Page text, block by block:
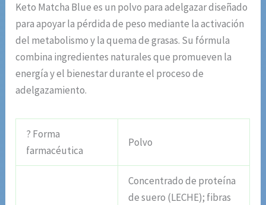
Keto Matcha Blue es un polvo para adelgazar diseñado
para apoyar la pérdida de peso mediante la activación
del metabolismo y la quema de grasas. Su fórmula
combina ingredientes naturales que promueven la
energía y el bienestar durante el proceso de
adelgazamiento.
? Forma
farmacéutica
Polvo
Concentrado de proteína
de suero (LECHE); fibras